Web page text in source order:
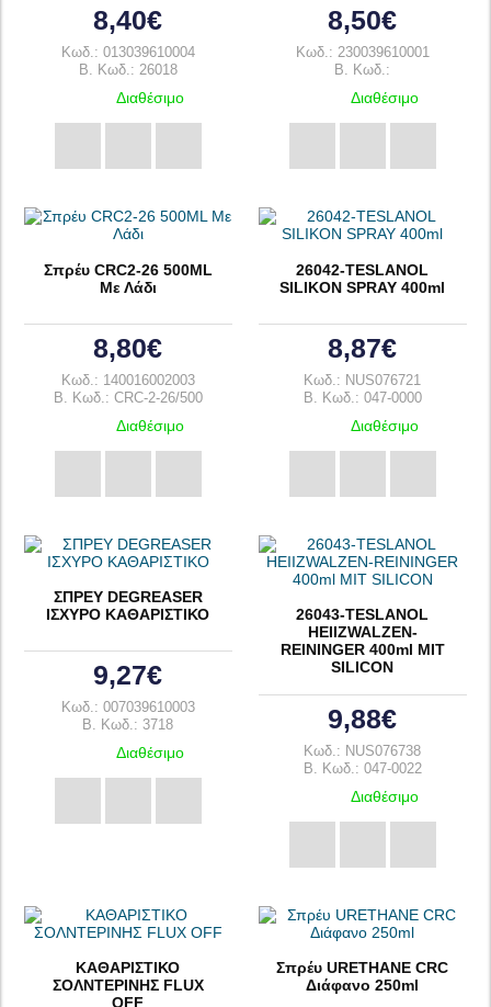
8,40€
Κωδ.: 013039610004
B. Κωδ.: 26018
Διαθέσιμο
8,50€
Κωδ.: 230039610001
B. Κωδ.:
Διαθέσιμο
Σπρέυ CRC2-26 500ML
Με Λάδι
8,80€
Κωδ.: 140016002003
B. Κωδ.: CRC-2-26/500
Διαθέσιμο
26042-TESLANOL
SILIKON SPRAY 400ml
8,87€
Κωδ.: NUS076721
B. Κωδ.: 047-0000
Διαθέσιμο
ΣΠΡΕΥ DEGREASER
ΙΣΧΥΡΟ ΚΑΘΑΡΙΣΤΙΚΟ
9,27€
Κωδ.: 007039610003
B. Κωδ.: 3718
Διαθέσιμο
26043-TESLANOL
HEIIZWALZEN-
REININGER 400ml MIT
SILICON
9,88€
Κωδ.: NUS076738
B. Κωδ.: 047-0022
Διαθέσιμο
ΚΑΘΑΡΙΣΤΙΚΟ
ΣΟΛΝΤΕΡΙΝΗΣ FLUX
OFF
Σπρέυ URETHANE CRC
Διάφανο 250ml